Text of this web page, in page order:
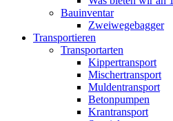
Bauinventar
Zweiwegebagger
Transportieren
Transportarten
Kippertransport
Mischertransport
Muldentransport
Betonpumpen
Krantransport